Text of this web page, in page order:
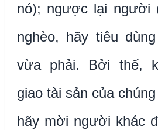
nó); ngược lại người
nghèo, hãy tiêu
vừa phải. Bởi thế,
giao tài sản của
hãy mời người khác